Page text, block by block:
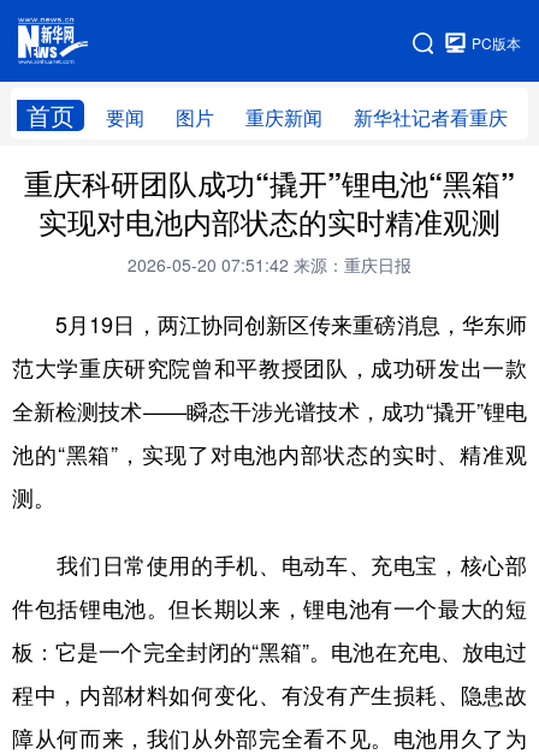
PC版本
首页 要闻 图片 重庆新闻 新华社记者看重庆
网站地图
重庆科研团队成功“撬开”锂电池“黑箱”
实现对电池内部状态的实时精准观测
2026-05-20 07:51:42 来源：重庆日报
5月19日，两江协同创新区传来重磅消息，华东师
范大学重庆研究院曾和平教授团队，成功研发出一款
全新检测技术——瞬态干涉光谱技术，成功“撬开”锂电
池的“黑箱”，实现了对电池内部状态的实时、精准观
测。
我们日常使用的手机、电动车、充电宝，核心部
件包括锂电池。但长期以来，锂电池有一个最大的短
板：它是一个完全封闭的“黑箱”。电池在充电、放电过
程中，内部材料如何变化、有没有产生损耗、隐患故
障从何而来，我们从外部完全看不见。电池用久了为